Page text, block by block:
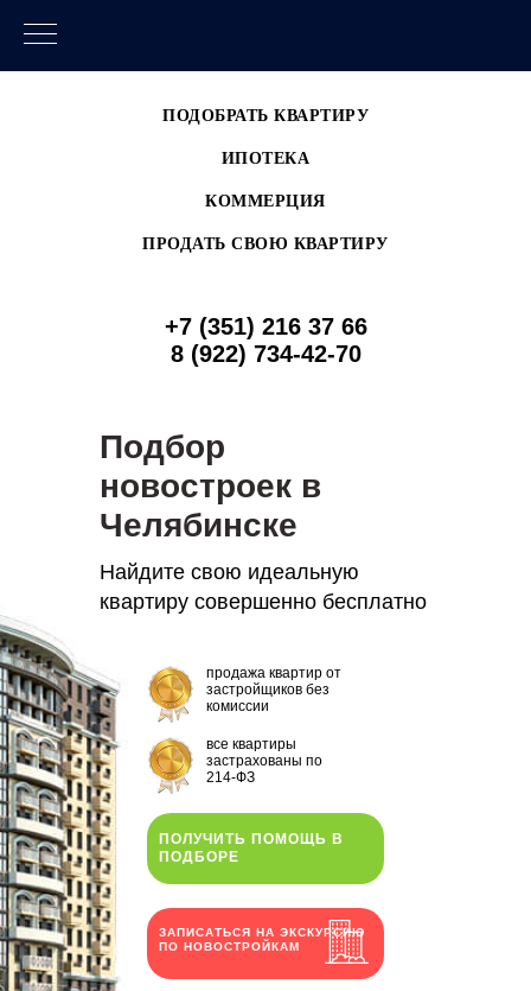
ПОДОБРАТЬ КВАРТИРУ
ИПОТЕКА
КОММЕРЦИЯ
ПРОДАТЬ СВОЮ КВАРТИРУ
+7 (351) 216 37 66
8 (922) 734-42-70
Подбор
новостроек в
Челябинске
Найдите свою идеальную
квартиру совершенно бесплатно
продажа квартир от
застройщиков без
комиссии
ПОЛУЧИТЬ ПОМОЩЬ В
ПОДБОРЕ
ЗАПИСАТЬСЯ НА ЭКСКУРСИЮ
ПО НОВОСТРОЙКАМ
все квартиры
застрахованы по
214-ФЗ